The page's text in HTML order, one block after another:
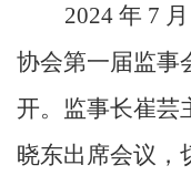
2024 年 7
协会第一届监事
开。监事长崔芸
晓东出席会议，